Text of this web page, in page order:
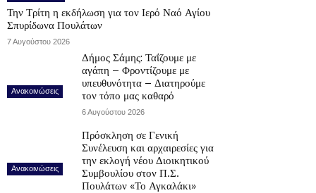
Την Τρίτη η εκδήλωση για τον Ιερό Ναό Αγίου
Σπυρίδωνα Πουλάτων
7 Αυγούστου 2026
Ανακοινώσεις
Δήμος Σάμης: Ταΐζουμε με
αγάπη – Φροντίζουμε με
υπευθυνότητα – Διατηρούμε
τον τόπο μας καθαρό
6 Αυγούστου 2026
Ανακοινώσεις
Πρόσκληση σε Γενική
Συνέλευση και αρχαιρεσίες για
την εκλογή νέου Διοικητικού
Συμβουλίου στον Π.Σ.
Πουλάτων «Το Αγκαλάκι»